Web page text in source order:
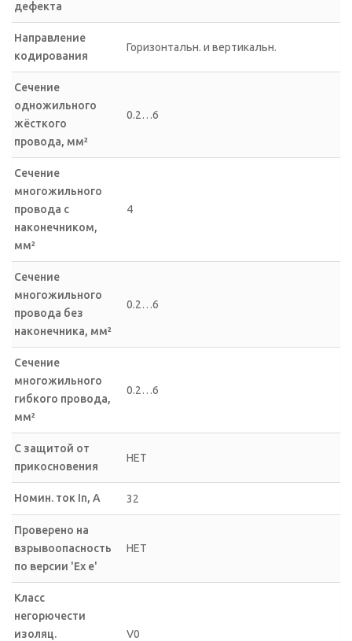
дефекта
Направление
кодирования
Горизонтальн. и вертикальн.
Сечение
одножильного
жёсткого
провода, мм²
0.2…6
Сечение
многожильного
провода с
наконечником,
мм²
4
Сечение
многожильного
провода без
наконечника, мм²
0.2…6
Сечение
многожильного
гибкого провода,
мм²
0.2…6
С защитой от
прикосновения
НЕТ
Номин. ток In, А 32
Проверено на
взрывоопасность
по версии 'Ex e'
НЕТ
Класс
негорючести
изоляц.
V0